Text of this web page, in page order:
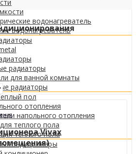
водонагреватель
водонагреватель
радиаторы
для ванной комнаты
радиаторы
пол
отопления
напольного отопления
теплого пола
теплого пола
Кондиционеры
Vivax